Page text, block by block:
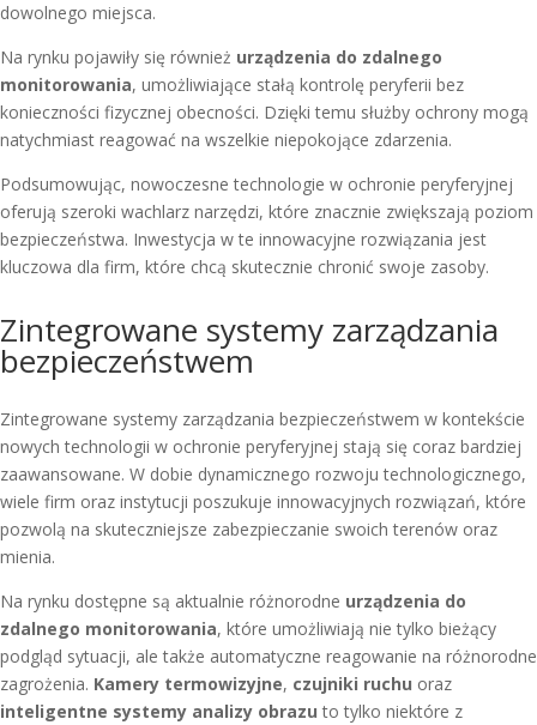
dowolnego miejsca.
Na rynku pojawiły się również urządzenia do zdalnego
monitorowania, umożliwiające stałą kontrolę peryferii bez
konieczności fizycznej obecności. Dzięki temu służby ochrony mogą
natychmiast reagować na wszelkie niepokojące zdarzenia.
Podsumowując, nowoczesne technologie w ochronie peryferyjnej
oferują szeroki wachlarz narzędzi, które znacznie zwiększają poziom
bezpieczeństwa. Inwestycja w te innowacyjne rozwiązania jest
kluczowa dla firm, które chcą skutecznie chronić swoje zasoby.
Zintegrowane systemy zarządzania
bezpieczeństwem
Zintegrowane systemy zarządzania bezpieczeństwem w kontekście
nowych technologii w ochronie peryferyjnej stają się coraz bardziej
zaawansowane. W dobie dynamicznego rozwoju technologicznego,
wiele firm oraz instytucji poszukuje innowacyjnych rozwiązań, które
pozwolą na skuteczniejsze zabezpieczanie swoich terenów oraz
mienia.
Na rynku dostępne są aktualnie różnorodne urządzenia do
zdalnego monitorowania, które umożliwiają nie tylko bieżący
podgląd sytuacji, ale także automatyczne reagowanie na różnorodne
zagrożenia. Kamery termowizyjne, czujniki ruchu oraz
inteligentne systemy analizy obrazu to tylko niektóre z